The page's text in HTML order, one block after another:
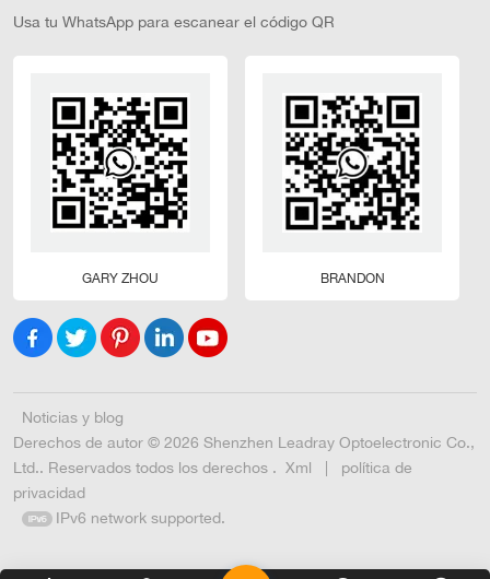
Usa tu WhatsApp para escanear el código QR
GARY ZHOU BRANDON
Noticias y blog
Derechos de autor © 2026 Shenzhen Leadray Optoelectronic Co.,
Ltd.. Reservados todos los derechos . Xml |
política de
privacidad
IPv6 network supported.